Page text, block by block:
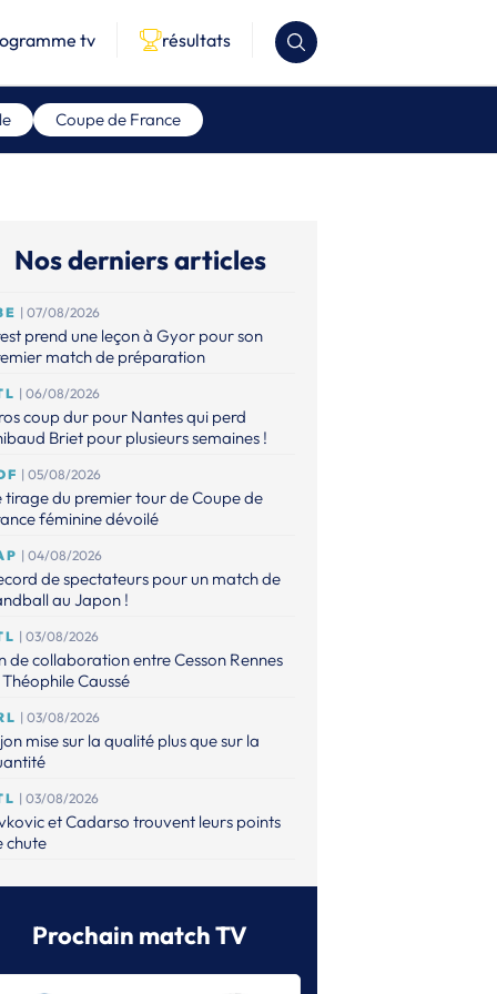
tv résultats
Coupe de France
Nos derniers articles
| 07/08/2026
prend une leçon à Gyor pour son
match de préparation
| 06/08/2026
coup dur pour Nantes qui perd
Briet pour plusieurs semaines !
| 05/08/2026
tirage du premier tour de Coupe de
féminine dévoilé
| 04/08/2026
de spectateurs pour un match de
au Japon !
| 03/08/2026
de collaboration entre Cesson Rennes
Caussé
| 03/08/2026
mise sur la qualité plus que sur la
| 03/08/2026
et Cadarso trouvent leurs points
chute
Prochain match TV